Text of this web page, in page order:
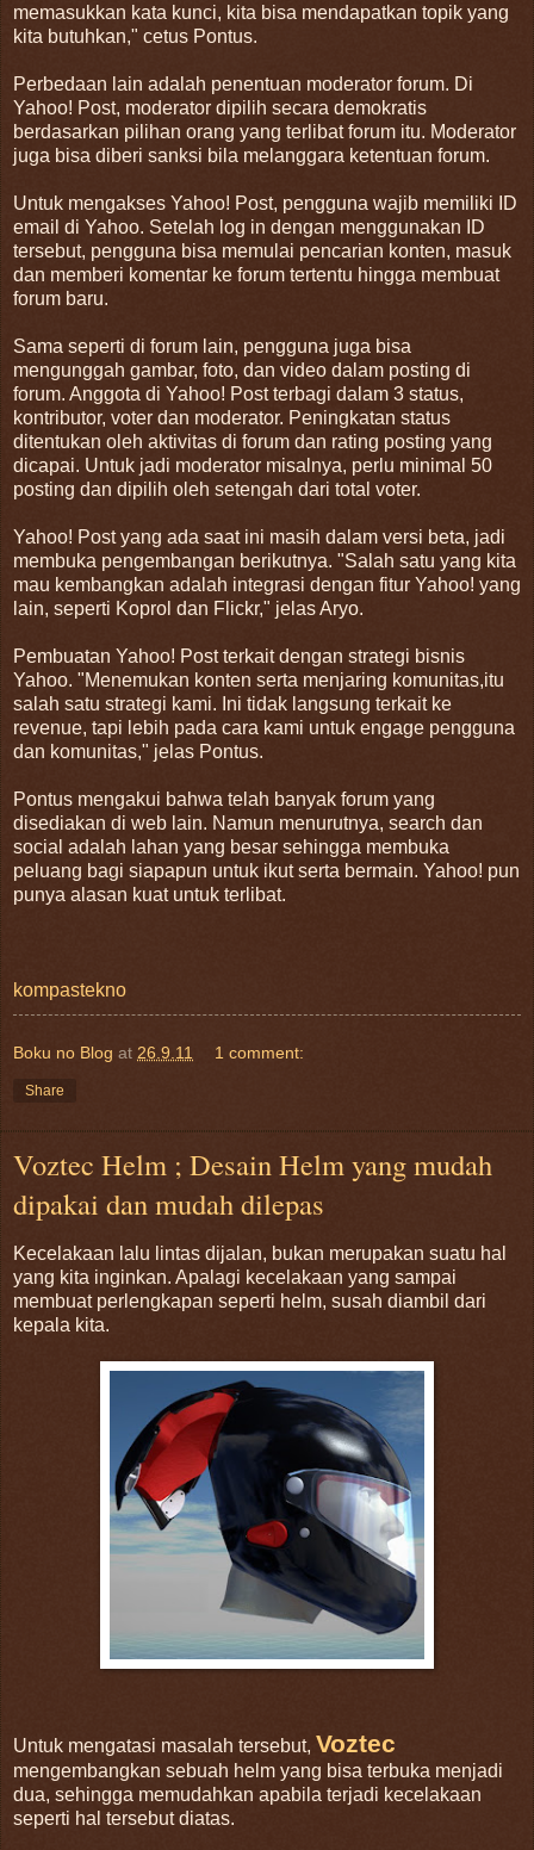
memasukkan kata kunci, kita bisa mendapatkan topik yang
kita butuhkan," cetus Pontus.
Perbedaan lain adalah penentuan moderator forum. Di
Yahoo! Post, moderator dipilih secara demokratis
berdasarkan pilihan orang yang terlibat forum itu. Moderator
juga bisa diberi sanksi bila melanggara ketentuan forum.
Untuk mengakses Yahoo! Post, pengguna wajib memiliki ID
email di Yahoo. Setelah log in dengan menggunakan ID
tersebut, pengguna bisa memulai pencarian konten, masuk
dan memberi komentar ke forum tertentu hingga membuat
forum baru.
Sama seperti di forum lain, pengguna juga bisa
mengunggah gambar, foto, dan video dalam posting di
forum. Anggota di Yahoo! Post terbagi dalam 3 status,
kontributor, voter dan moderator. Peningkatan status
ditentukan oleh aktivitas di forum dan rating posting yang
dicapai. Untuk jadi moderator misalnya, perlu minimal 50
posting dan dipilih oleh setengah dari total voter.
Yahoo! Post yang ada saat ini masih dalam versi beta, jadi
membuka pengembangan berikutnya. "Salah satu yang kita
mau kembangkan adalah integrasi dengan fitur Yahoo! yang
lain, seperti Koprol dan Flickr," jelas Aryo.
Pembuatan Yahoo! Post terkait dengan strategi bisnis
Yahoo. "Menemukan konten serta menjaring komunitas,itu
salah satu strategi kami. Ini tidak langsung terkait ke
revenue, tapi lebih pada cara kami untuk engage pengguna
dan komunitas," jelas Pontus.
Pontus mengakui bahwa telah banyak forum yang
disediakan di web lain. Namun menurutnya, search dan
social adalah lahan yang besar sehingga membuka
peluang bagi siapapun untuk ikut serta bermain. Yahoo! pun
punya alasan kuat untuk terlibat.
kompastekno
Boku no Blog at 26.9.11 1 comment:
Share
Voztec Helm ; Desain Helm yang mudah
dipakai dan mudah dilepas
Kecelakaan lalu lintas dijalan, bukan merupakan suatu hal
yang kita inginkan. Apalagi kecelakaan yang sampai
membuat perlengkapan seperti helm, susah diambil dari
kepala kita.
Untuk mengatasi masalah tersebut, Voztec
mengembangkan sebuah helm yang bisa terbuka menjadi
dua, sehingga memudahkan apabila terjadi kecelakaan
seperti hal tersebut diatas.